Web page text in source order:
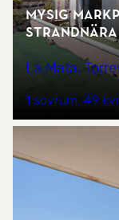
Mysig
strandnära
La Mata,
1 sovrum 49